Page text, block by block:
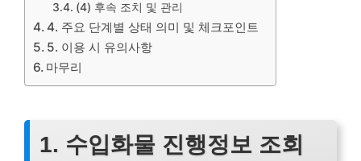
(4) 후속 조치 및 관리
4. 주요 단계별 상태 의미 및 체크포인트
5. 이용 시 유의사항
마무리
1. 수입화물 진행정보 조회